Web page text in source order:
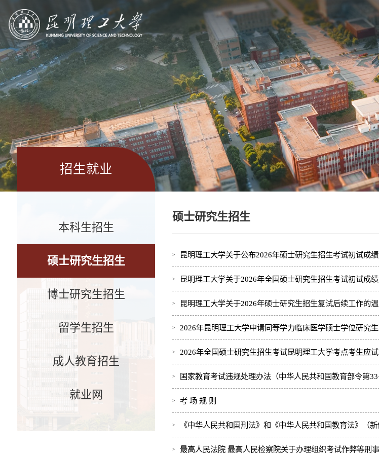
招生就业
本科生招生
硕士研究生招生
博士研究生招生
留学生招生
成人教育招生
就业网
硕士研究生招生
昆明理工大学关于公布2026年硕士研究生招生考试初试成
昆明理工大学关于2026年全国硕士研究生招生考试初试成
昆明理工大学关于2026年硕士研究生招生复试后续工作的
2026年昆明理工大学申请同等学力临床医学硕士学位研究
2026年全国硕士研究生招生考试昆明理工大学考点考生应
国家教育考试违规处理办法（中华人民共和国教育部令第33
考 场 规 则
《中华人民共和国刑法》和《中华人民共和国教育法》（
最高人民法院 最高人民检察院关于办理组织考试作弊等刑